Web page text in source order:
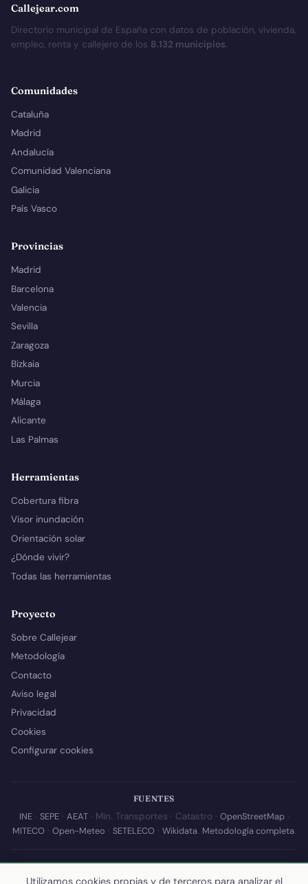
Callejear.com
Directorio municipal de España con datos de población, vivienda,
empleo, renta y callejero de los 8.132 municipios.
Comunidades
Cataluña
Madrid
Andalucía
Comunidad Valenciana
Galicia
País Vasco
Provincias
Madrid
Barcelona
Valencia
Sevilla
Zaragoza
Bizkaia
Murcia
Málaga
Alicante
Las Palmas
Herramientas
Cobertura fibra
Visor inundación
Orientación solar
¿Dónde vivir?
Todas las herramientas
Proyecto
Sobre Callejear
Metodología
Contacto
Aviso legal
Privacidad
Cookies
Configurar cookies
FUENTES
INE· SEPE· AEAT· Min. Transportes · Catastro · OpenStreetMap·
MITECO· Open-Meteo · SETELECO· Wikidata. Metodología completa.
© 2026 Callejear.com — Directorio municipal de España con datos
abiertos. Desarrollado y mantenido porYoel Castaño.
Utilizamos cookies propias y de terceros para analizar el